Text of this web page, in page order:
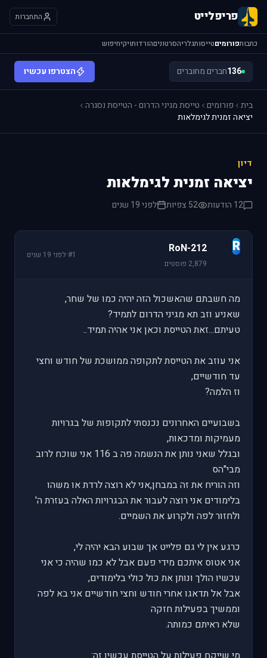
פריפלייט התחברות
כתבותפורומיםטייסותגלריהסרטוניםהורדותויקיחיפוש
136חברים מחוברים הצטרפו עכשיו
בית פורומים
טייסת מגיני הדרום - הטייסת נסגרה
יציאה זמנית לגימלאות
דיון
יציאה זמנית לגימלאות
12 הודעות 52 צפיות לפני 19 שנים
R
RoN-212
2,879 פוסטים
#1
·לפני 19 שנים
מה חשבתם שהאשכול הזה יהיה כמו של שחר,
שאניע וזב תא מגיני הדרום לתמיד?
טעיתם...זאת הטייסת וכאן אני אהיה תמיד..
אני עוזב את הטייסת לתקופה ממושכת של חודש וחצי
עד חודשיים,
וז הלמה?
בשבועיים האחרונים נכנסתי לתקופות של בגרויות
מעמיקות ומדכאות,
ובגלל שאני נותן את הנשמה פה ב 116 אני שוכח לרוב
מבי"הס
וזה הוריח את זה במבחן,אני לא רוצה לרדת או משהו
בלימודים אני רוצה לעבור את הבגרויות האלה בעזרת ה'
ולחזור לפה ולקרוע את השמיים.
כרגע אין לי גם פלייט אך שבוע הבא יהיה לי,
אני אטוס איתכם מידי פעם אבל לא כמו שהיה כי אני
עכשיו הולך ונותן את כול כולי בלימודים,
אבל אל תדאגו אחרי חודש וחצי חודשיים אני בא לפה
וממשיך בפעילות חזקה
שלא ראיתם כמותה.